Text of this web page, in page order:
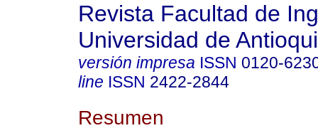
Revista Facultad de
Universidad de
versión impresa ISSN 0120-
line ISSN 2422-2844
Resumen